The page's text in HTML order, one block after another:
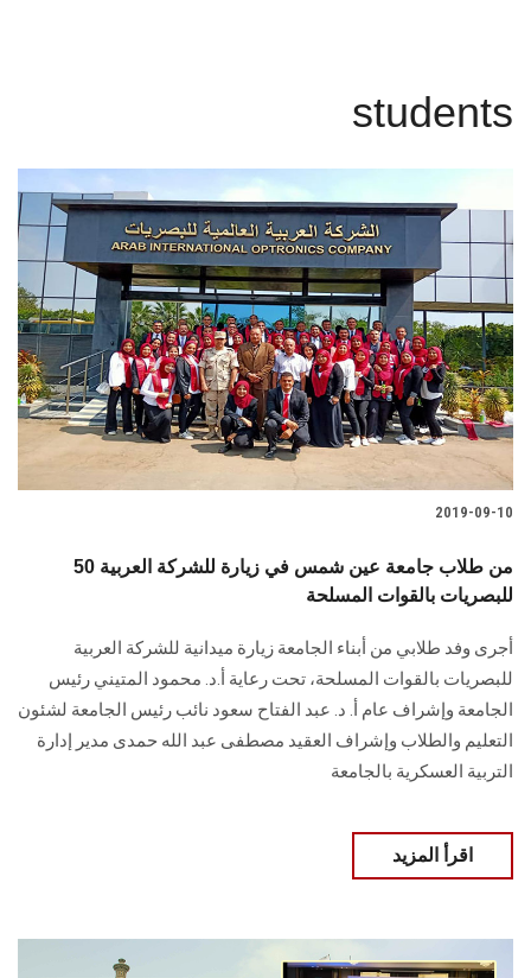
الأنظمة الذكية
الإعلام
تواصل معنا
الطلاب
هيئة التدريس
الخريجين
الموظفون
الزائـرون
students
2019-09-10
50 من طلاب جامعة عين شمس في زيارة للشركة العربية
للبصريات بالقوات المسلحة
أجرى وفد طلابي من أبناء الجامعة زيارة ميدانية للشركة العربية
للبصريات بالقوات المسلحة، تحت رعاية أ.د. محمود المتيني رئيس
الجامعة وإشراف عام أ. د. عبد الفتاح سعود نائب رئيس الجامعة لشئون
التعليم والطلاب وإشراف العقيد مصطفى عبد الله حمدى مدير إدارة
التربية العسكرية بالجامعة
اقرأ المزيد